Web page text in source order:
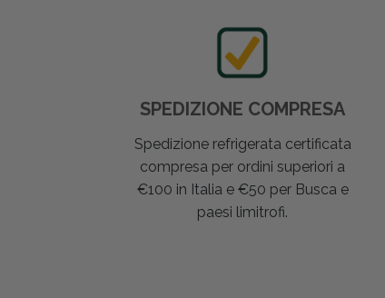
SPEDIZIONE COMPRESA
Spedizione refrigerata certificata
compresa per ordini superiori a
€100 in Italia e €50 per Busca e
paesi limitrofi.